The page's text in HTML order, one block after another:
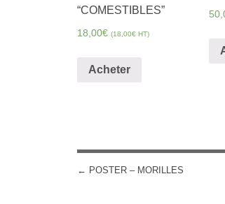
“COMESTIBLES”
18,00€ (18,00€HT)
Acheter
POST
← POSTER – MORILLES